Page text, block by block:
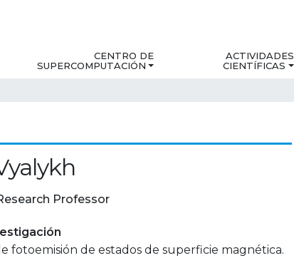
CENTRO DE
SUPERCOMPUTACIÓN
ACTIVIDADES
CIENTÍFICAS
Professor
fotoemisión de estados de superficie magnética.